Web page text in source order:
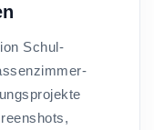
Schul-